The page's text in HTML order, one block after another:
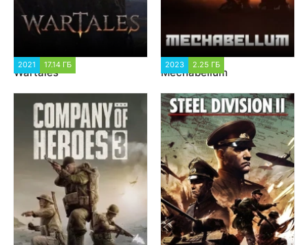
2021 17.14 ГБ
Wartales
2023 2.25 ГБ
Mechabellum